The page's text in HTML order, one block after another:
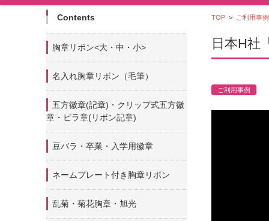
TOP > ご利用事例
日本H社
ご利用事例
Contents
胸章リボン<大・中・小>
名入れ胸章リボン（毛筆）
五方徽章(記章)・ クリップ式五方徽
章・ビラ章(リボン記章)
豆バラ・卒業・入学用徽章
ネームプレート付き胸章リボン
乱菊・菊花胸章・旭光